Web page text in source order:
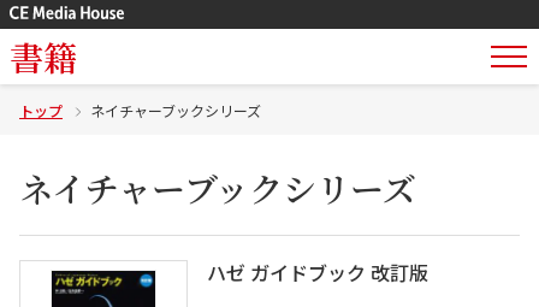
書籍
トップ ネイチャーブックシリーズ
ネイチャーブックシリーズ
ハゼ ガイドブック 改訂版